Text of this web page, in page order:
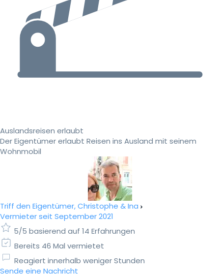
Auslandsreisen erlaubt
Der Eigentümer erlaubt Reisen ins Ausland mit seinem
Wohnmobil
Triff den Eigentümer, Christophe & Ina
Vermieter seit September 2021
5/5 basierend auf 14 Erfahrungen
Bereits 46 Mal vermietet
Reagiert innerhalb weniger Stunden
Sende eine Nachricht